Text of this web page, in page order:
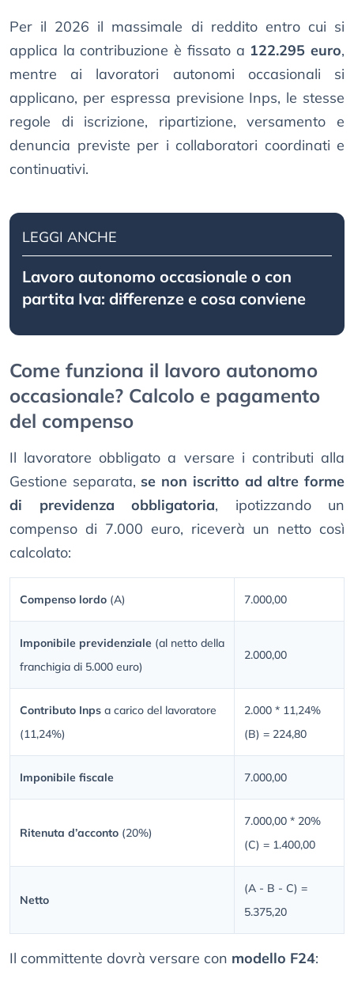
Per il 2026 il massimale di reddito entro cui si
applica la contribuzione è fissato a 122.295 euro,
mentre ai lavoratori autonomi occasionali si
applicano, per espressa previsione Inps, le stesse
regole di iscrizione, ripartizione, versamento e
denuncia previste per i collaboratori coordinati e
continuativi.
LEGGI ANCHE
Lavoro autonomo occasionale o con
partita Iva: differenze e cosa conviene
Come funziona il lavoro autonomo
occasionale? Calcolo e pagamento
del compenso
Il lavoratore obbligato a versare i contributi alla
Gestione separata, se non iscritto ad altre forme
di previdenza obbligatoria, ipotizzando un
compenso di 7.000 euro, riceverà un netto così
calcolato:
Compenso lordo (A) 7.000,00
Imponibile previdenziale (al netto della
franchigia di 5.000 euro)
2.000,00
Contributo Inps a carico del lavoratore
(11,24%)
2.000 * 11,24%
(B) = 224,80
Imponibile fiscale 7.000,00
Ritenuta d’acconto (20%)
7.000,00 * 20%
(C) = 1.400,00
Netto
(A - B - C) =
5.375,20
Il committente dovrà versare con modello F24: